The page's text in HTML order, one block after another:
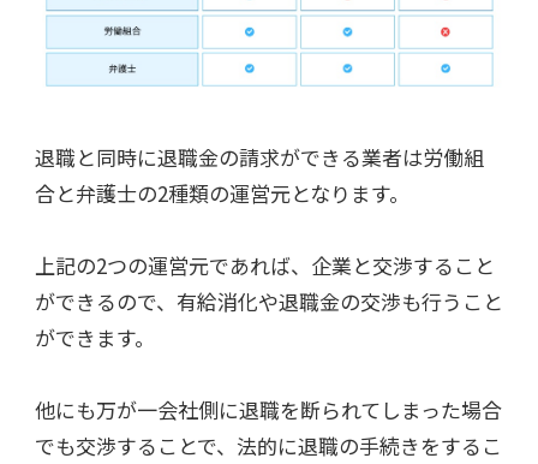
退職と同時に退職金の請求ができる業者は労働組
合と弁護士の2種類の運営元となります。
上記の2つの運営元であれば、企業と交渉すること
ができるので、有給消化や退職金の交渉も行うこと
ができます。
他にも万が一会社側に退職を断られてしまった場合
でも交渉することで、法的に退職の手続きをするこ